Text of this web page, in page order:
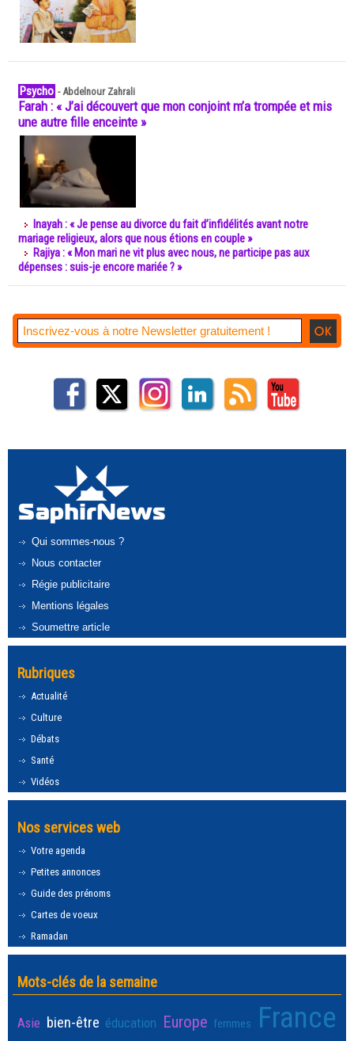
Psycho -Abdelnour Zahrali
Farah : « J’ai découvert que mon conjoint m’a trompée et mis
une autre fille enceinte »
Inayah : « Je pense au divorce du fait d’infidélités avant notre
mariage religieux, alors que nous étions en couple »
Rajiya : « Mon mari ne vit plus avec nous, ne participe pas aux
dépenses : suis-je encore mariée ? »
Qui sommes-nous ?
Nous contacter
Régie publicitaire
Mentions légales
Soumettre article
Rubriques
Actualité
Culture
Débats
Santé
Vidéos
Nos services web
Votre agenda
Petites annonces
Guide des prénoms
Cartes de voeux
Ramadan
Mots-clés de la semaine
Asie bien-être éducation Europe femmes France